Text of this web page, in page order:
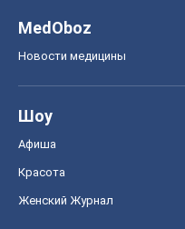
MedOboz
Новости медицины
Шоу
Афиша
Красота
Женский Журнал